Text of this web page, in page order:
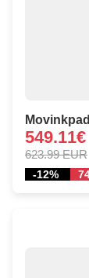
549.11€
623.99 EUR
-12%